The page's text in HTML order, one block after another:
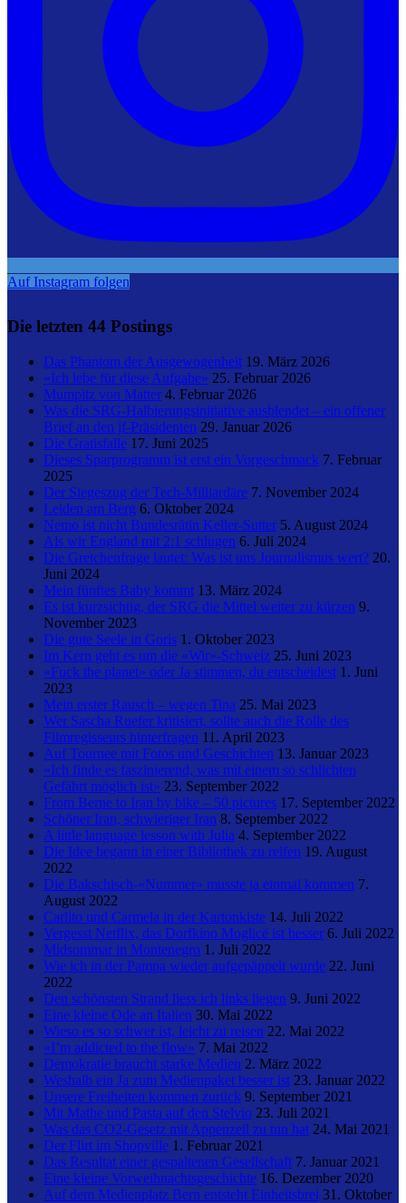
Auf Instagram folgen
Die letzten 44 Postings
Das Phantom der Ausgewogenheit 19. März 2026
«Ich lebe für diese Aufgabe» 25. Februar 2026
Mumpitz von Matter 4. Februar 2026
Was die SRG-Halbierungsinitiative ausblendet – ein offener
Brief an den jf-Präsidenten 29. Januar 2026
Die Gratisfalle 17. Juni 2025
Dieses Sparprogramm ist erst ein Vorgeschmack 7. Februar
2025
Der Siegeszug der Tech-Milliardäre 7. November 2024
Leiden am Berg 6. Oktober 2024
Nemo ist nicht Bundesrätin Keller-Sutter 5. August 2024
Als wir England mit 2:1 schlugen 6. Juli 2024
Die Gretchenfrage lautet: Was ist uns Journalismus wert? 20.
Juni 2024
Mein fünftes Baby kommt 13. März 2024
Es ist kurzsichtig, der SRG die Mittel weiter zu kürzen 9.
November 2023
Die gute Seele in Goris 1. Oktober 2023
Im Kern geht es um die «Wir»-Schweiz 25. Juni 2023
«Fuck the planet» oder Ja stimmen, du entscheidest 1. Juni
2023
Mein erster Rausch – wegen Tina 25. Mai 2023
Wer Sascha Ruefer kritisiert, sollte auch die Rolle des
Filmregisseurs hinterfragen 11. April 2023
Auf Tournee mit Fotos und Geschichten 13. Januar 2023
«Ich finde es faszinierend, was mit einem so schlichten
Gefährt möglich ist» 23. September 2022
From Berne to Iran by bike – 50 pictures 17. September 2022
Schöner Iran, schwieriger Iran 8. September 2022
A little language lesson with Julia 4. September 2022
Die Idee begann in einer Bibliothek zu reifen 19. August
2022
Die Bakschisch-«Nummer» musste ja einmal kommen 7.
August 2022
Carlito und Carmela in der Kartonkiste 14. Juli 2022
Vergesst Netflix, das Dorfkino Moglicë ist besser 6. Juli 2022
Midsommar in Montenegro 1. Juli 2022
Wie ich in der Pampa wieder aufgepäppelt wurde 22. Juni
2022
Den schönsten Strand liess ich links liegen 9. Juni 2022
Eine kleine Ode an Italien 30. Mai 2022
Wieso es so schwer ist, leicht zu reisen 22. Mai 2022
«I’m addicted to the flow» 7. Mai 2022
Demokratie braucht starke Medien 2. März 2022
Weshalb ein Ja zum Medienpaket besser ist 23. Januar 2022
Unsere Freiheiten kommen zurück 9. September 2021
Mit Mathe und Pasta auf den Stelvio 23. Juli 2021
Was das CO2-Gesetz mit Appenzell zu tun hat 24. Mai 2021
Der Flirt im Shopville 1. Februar 2021
Das Resultat einer gespaltenen Gesellschaft 7. Januar 2021
Eine kleine Vorweihnachtsgeschichte 16. Dezember 2020
Auf dem Medienplatz Bern entsteht Einheitsbrei 31. Oktober